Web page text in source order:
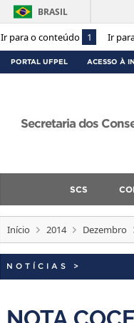
Ir para o conteúdo 1 Ir
BRASIL
PORTAL UFPEL ACESSO À
Secretaria dos
SCS
Início 2014 Dezembro
NOTÍCIAS >
NOTA